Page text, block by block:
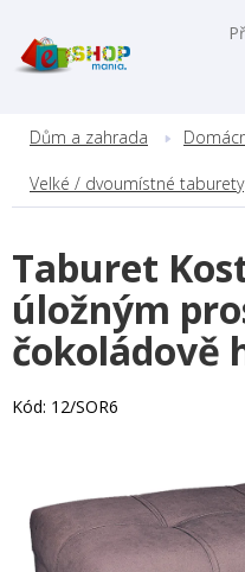
obsah
Dům a zahrada
Velké / dvoumístné taburety
Taburet
úložným
čokoládově
Kód: 12/SOR6